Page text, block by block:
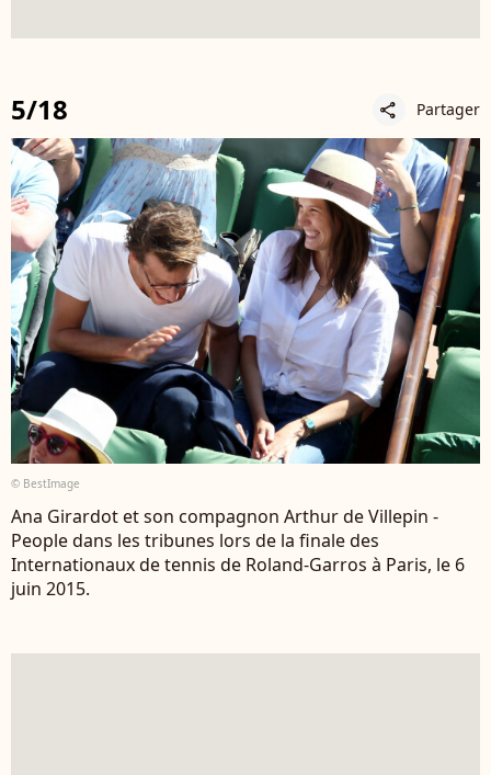
5/18 share Partager
© BestImage
Ana Girardot et son compagnon Arthur de Villepin -
People dans les tribunes lors de la finale des
Internationaux de tennis de Roland-Garros à Paris, le 6
juin 2015.